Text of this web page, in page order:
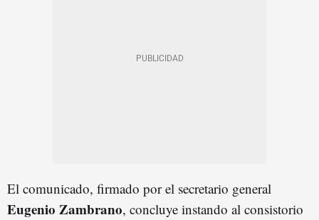
El comunicado, firmado por el secretario general
Eugenio Zambrano, concluye instando al consistorio